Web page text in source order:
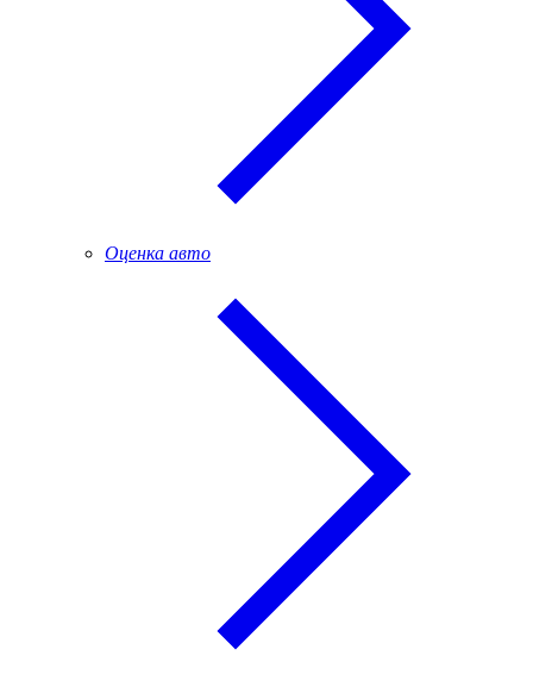
Оценка авто